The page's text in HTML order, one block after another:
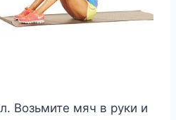
Возьмите мяч в руки и